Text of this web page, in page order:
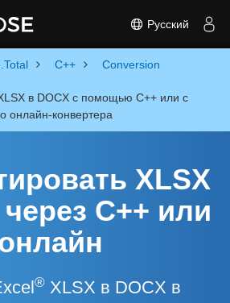
Русский
C++ Conversion
в DOCX с помощью C++ или с
онлайн-конвертера
XLSX
C++ или
®XLSX в DOCX в